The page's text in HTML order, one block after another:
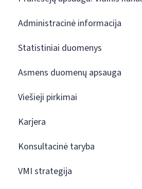
Administracinė informacija
Statistiniai duomenys
Asmens duomenų apsauga
Viešieji pirkimai
Karjera
Konsultacinė taryba
VMI strategija